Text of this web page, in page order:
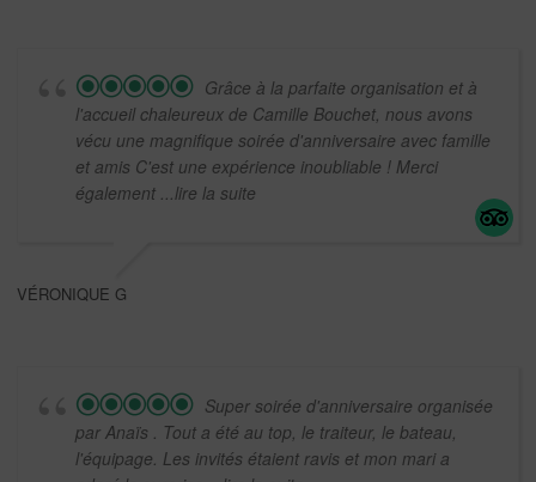
Grâce à la parfaite organisation et à
l'accueil chaleureux de Camille Bouchet, nous avons
vécu une magnifique soirée d'anniversaire avec famille
et amis C'est une expérience inoubliable ! Merci
également ...lire la suite
VÉRONIQUE G
Super soirée d'anniversaire organisée
par Anaïs . Tout a été au top, le traiteur, le bateau,
l'équipage. Les invités étaient ravis et mon mari a